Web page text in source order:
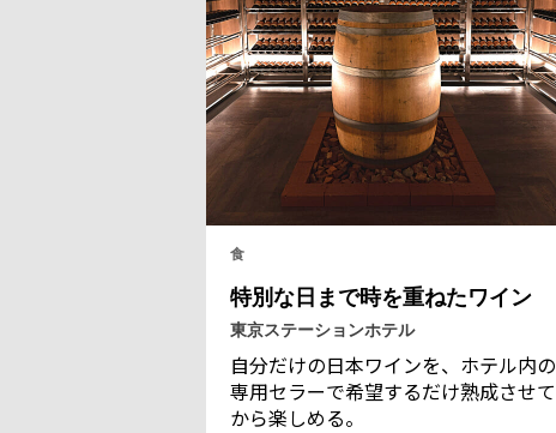
食
特別な日まで時を重ねたワイン
東京ステーションホテル
自分だけの日本ワインを、ホテル内の
専用セラーで希望するだけ熟成させて
から楽しめる。